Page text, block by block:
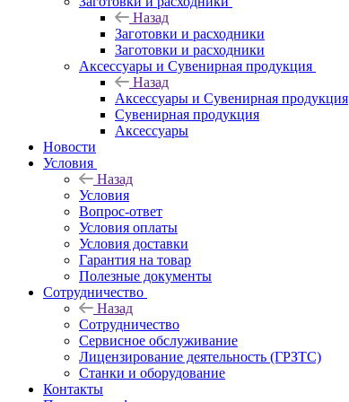
Назад
Заготовки и расходники
Заготовки и расходники
Аксессуары и Сувенирная продукция
Назад
Аксессуары и Сувенирная продукция
Сувенирная продукция
Аксессуары
Новости
Условия
Назад
Условия
Вопрос-ответ
Условия оплаты
Условия доставки
Гарантия на товар
Полезные документы
Сотрудничество
Назад
Сотрудничество
Сервисное обслуживание
Лицензирование деятельность (ГРЗТС)
Станки и оборудование
Контакты